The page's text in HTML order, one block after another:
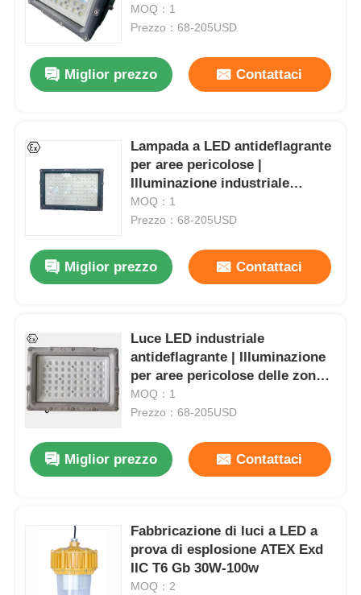
Prodotti
Fatory Tour
Controllo di qualità
Contattaci
Luce protetta contro le esplosioni dell'allarme
ventilatore antideflagrante
MOQ：1
Prezzo：68-205USD
Miglior prezzo Contattaci
Lampada a LED antideflagrante
per aree pericolose |
Illuminazione industriale
certificata ATEX
MOQ：1
Prezzo：68-205USD
Miglior prezzo Contattaci
Luce LED industriale
antideflagrante | Illuminazione
per aree pericolose delle zone 1
e 2
MOQ：1
Prezzo：68-205USD
Miglior prezzo Contattaci
Fabbricazione di luci a LED a
prova di esplosione ATEX Exd
IIC T6 Gb 30W-100w
MOQ：2